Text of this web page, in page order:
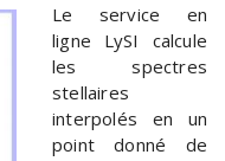
Le service en
ligne LySI calcule
les spectres
stellaires
interpolés en un
point donné de